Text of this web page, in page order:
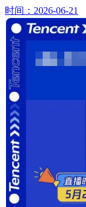
时间：2026-06-21